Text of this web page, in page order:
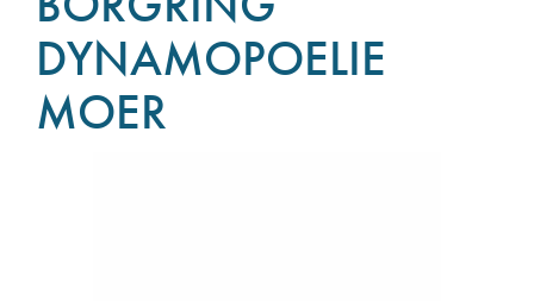
DYNAMOPOELIE
MOER